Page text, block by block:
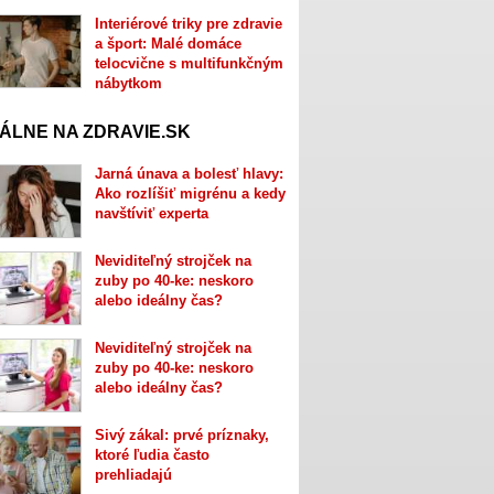
Interiérové triky pre zdravie
a šport: Malé domáce
telocvične s multifunkčným
nábytkom
NA ZDRAVIE.SK
Jarná únava a bolesť hlavy:
Ako rozlíšiť migrénu a kedy
navštíviť experta
Neviditeľný strojček na
zuby po 40-ke: neskoro
alebo ideálny čas?
Neviditeľný strojček na
zuby po 40-ke: neskoro
alebo ideálny čas?
Sivý zákal: prvé príznaky,
ktoré ľudia často
prehliadajú